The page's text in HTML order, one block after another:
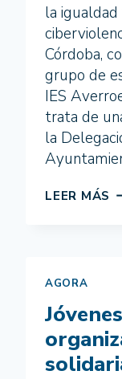
la
Córdoba,
grupo de
IES
trata de
la
LEER MÁS
AGORA